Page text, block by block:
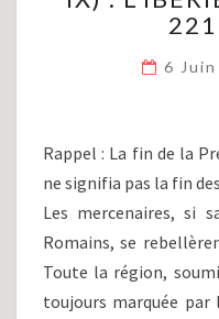
6 Juin
Rappel : La fin de la
ne signifia pas la fin
Les mercenaires, si
Romains, se
Toute la région,
toujours marquée par